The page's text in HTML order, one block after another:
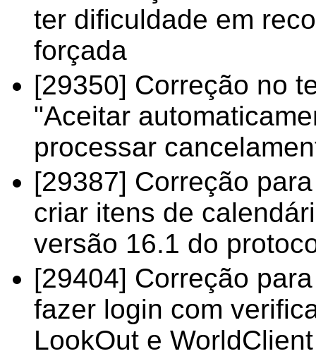
ter dificuldade em
forçada
[29350] Correção no
"Aceitar
processar
[29387] Correção
criar itens de
versão 16.1 do
[29404] Correção
fazer login com
LookOut e WorldClient